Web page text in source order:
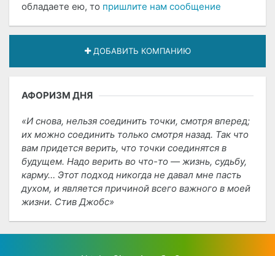
обладаете ею, то пришлите нам сообщение
ДОБАВИТЬ КОМПАНИЮ
АФОРИЗМ ДНЯ
И снова, нельзя соединить точки, смотря вперед;
их можно соединить только смотря назад. Так что
вам придется верить, что точки соединятся в
будущем. Надо верить во что-то — жизнь, судьбу,
карму… Этот подход никогда не давал мне пасть
духом, и является причиной всего важного в моей
жизни. Стив Джобс